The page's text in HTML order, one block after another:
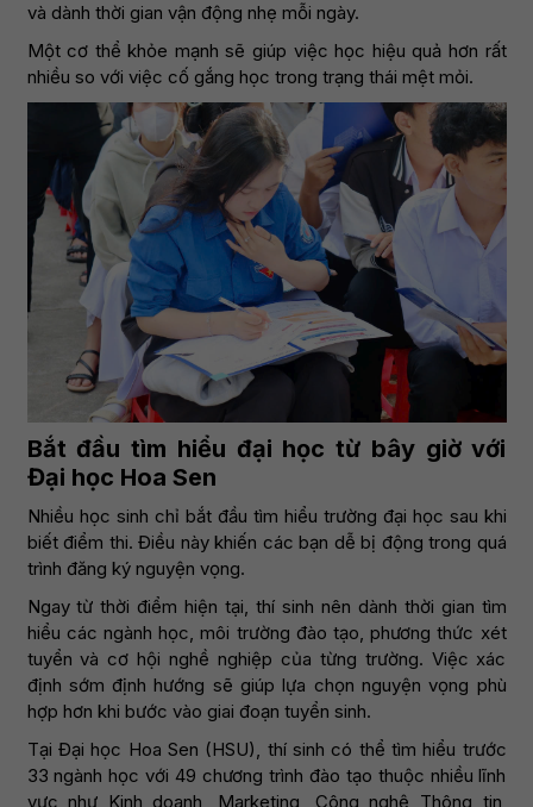
và dành thời gian vận động nhẹ mỗi ngày.
Một cơ thể khỏe mạnh sẽ giúp việc học hiệu quả hơn rất
nhiều so với việc cố gắng học trong trạng thái mệt mỏi.
Bắt đầu tìm hiểu đại học từ bây giờ với
Đại học Hoa Sen
Nhiều học sinh chỉ bắt đầu tìm hiểu trường đại học sau khi
biết điểm thi. Điều này khiến các bạn dễ bị động trong quá
trình đăng ký nguyện vọng.
Ngay từ thời điểm hiện tại, thí sinh nên dành thời gian tìm
hiểu các ngành học, môi trường đào tạo, phương thức xét
tuyển và cơ hội nghề nghiệp của từng trường. Việc xác
định sớm định hướng sẽ giúp lựa chọn nguyện vọng phù
hợp hơn khi bước vào giai đoạn tuyển sinh.
Tại Đại học Hoa Sen (HSU), thí sinh có thể tìm hiểu trước
33 ngành học với 49 chương trình đào tạo thuộc nhiều lĩnh
vực như Kinh doanh, Marketing, Công nghệ Thông tin,